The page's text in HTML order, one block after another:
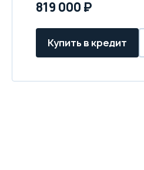
819 000 ₽
Купить в кредит